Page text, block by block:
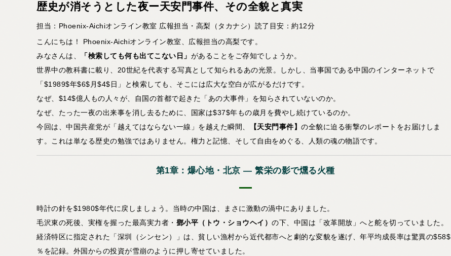
歴史が消そうとした夜ー天安門事件、その全貌と真実
担当：Phoenix-Aichiオンライン教室 広報担当・高梨（タカナシ）読了目安：約12分
こんにちは！ Phoenix-Aichiオンライン教室、広報担当の高梨です。
みなさんは、
「検索しても何も出てこない日」 があることをご存知でしょうか。
世界中の教科書に載り、20世紀を代表する写真として知られるあの光景。しかし、当事国である中国のインターネットで
「$1989$年$6$月$4$日」と検索しても、そこには広大な空白が広がるだけです。
なぜ、$14$億人もの人々が、自国の首都で起きた「あの大事件」を知らされていないのか。
なぜ、たった一夜の出来事を消し去るために、国家は$37$年もの歳月を費やし続けているのか。
今回は、中国共産党が「越えてはならない一線」を越えた瞬間、
【天安門事件】 の全貌に迫る衝撃のレポートをお届けしま
す。これは単なる歴史の勉強ではありません。権力と記憶、そして自由をめぐる、人類の魂の物語です。
第1章：爆心地・北京 ― 繁栄の影で燻る火種
時計の針を$1980$年代に戻しましょう。当時の中国は、まさに激動の渦中にありました。
毛沢東の死後、実権を握った最高実力者・ 鄧小平（トウ・ショウヘイ） の下、中国は「改革開放」へと舵を切っていました。
経済特区に指定された「深圳（シンセン）」は、貧しい漁村から近代都市へと劇的な変貌を遂げ、年平均成長率は驚異の$58$
％を記録。外国からの投資が雪崩のように押し寄せていました。